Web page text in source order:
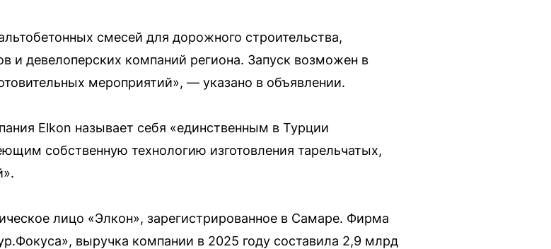
смесей для дорожного строительства,
и девелоперских компаний региона. Запуск возможен в
мероприятий», — указано в объявлении.
Elkon называет себя «единственным в Турции
собственную технологию изготовления тарельчатых,
лицо «Элкон», зарегистрированное в Самаре. Фирма
выручка компании в 2025 году составила 2,9 млрд